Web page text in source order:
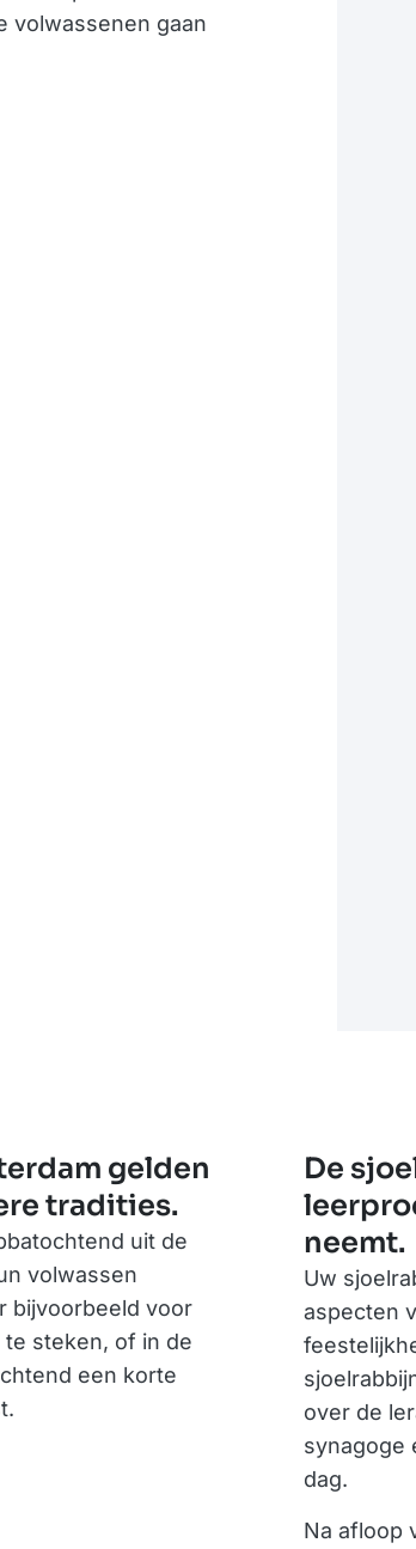
volwassenen gaan
gelden
tradities.
uit de
volwassen
bijvoorbeeld voor
steken, of in de
een korte
De
neemt.
Uw
aspecten
over de
synagoge
dag.
Na afloop